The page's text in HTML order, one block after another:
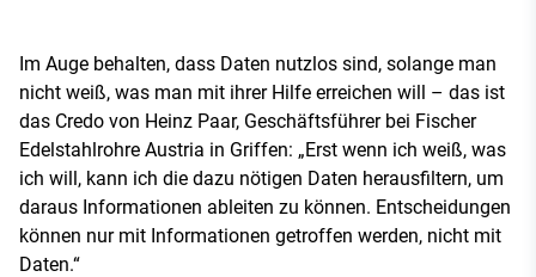
Im Auge behalten, dass Daten nutzlos sind, solange man
nicht weiß, was man mit ihrer Hilfe erreichen will – das ist
das Credo von Heinz Paar, Geschäftsführer bei Fischer
Edelstahlrohre Austria in Griffen: „Erst wenn ich weiß, was
ich will, kann ich die dazu nötigen Daten herausfiltern, um
daraus Informationen ableiten zu können. Entscheidungen
können nur mit Informationen getroffen werden, nicht mit
Daten.“